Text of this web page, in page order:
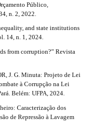
Público,
n. 2, 2022.
and state institutions
14, n. 1, 2024.
from corruption?” Revista
J. G. Minuta: Projeto de Lei
à Corrupção na Lei
Belém: UFPA, 2024.
Caracterização dos
de Repressão à Lavagem